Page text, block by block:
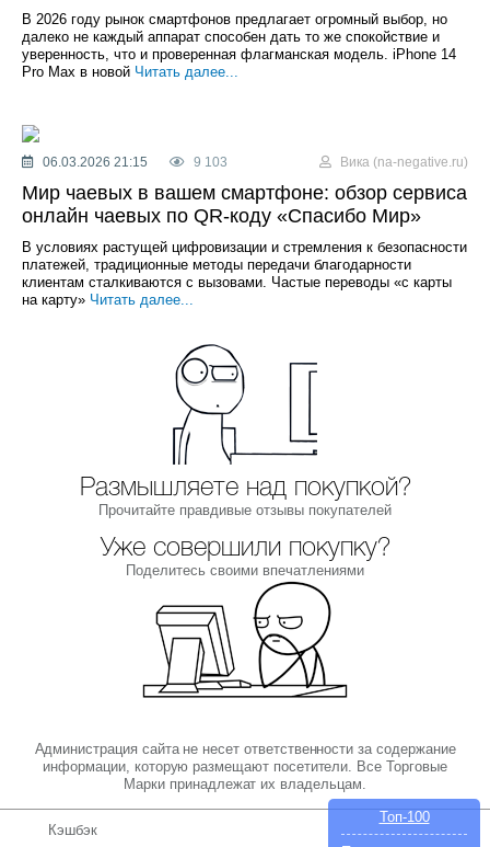
В 2026 году рынок смартфонов предлагает огромный выбор, но
далеко не каждый аппарат способен дать то же спокойствие и
уверенность, что и проверенная флагманская модель. iPhone 14
Pro Max в новой Читать далее...
06.03.2026 21:15 9 103 Вика (na-negative.ru)
Мир чаевых в вашем смартфоне: обзор сервиса
онлайн чаевых по QR-коду «Спасибо Мир»
В условиях растущей цифровизации и стремления к безопасности
платежей, традиционные методы передачи благодарности
клиентам сталкиваются с вызовами. Частые переводы «с карты
на карту» Читать далее...
Размышляете над покупкой?
Прочитайте правдивые отзывы покупателей
Уже совершили покупку?
Поделитесь своими впечатлениями
Администрация сайта не несет ответственности за содержание
информации, которую размещают посетители. Все Торговые
Марки принадлежат их владельцам.
Кэшбэк
Топ-100